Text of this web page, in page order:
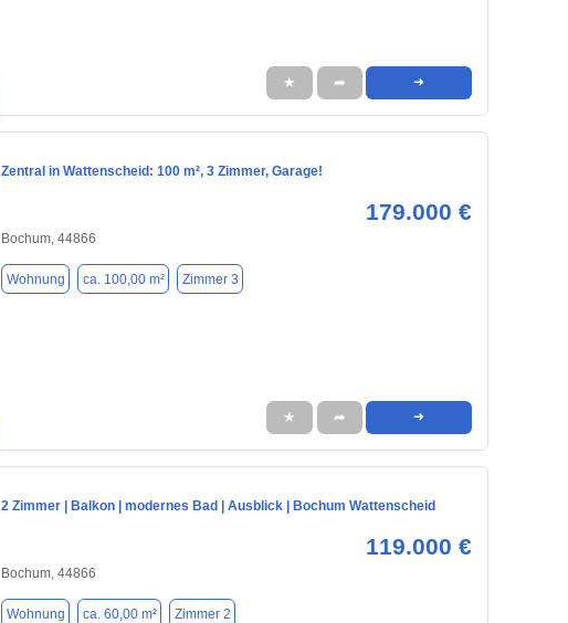
★ ➦ ➜
Zentral in Wattenscheid: 100 m², 3 Zimmer, Garage!
179.000 €
Bochum, 44866
Wohnung ca. 100,00 m² Zimmer 3
★ ➦ ➜
2 Zimmer | Balkon | modernes Bad | Ausblick | Bochum Wattenscheid
119.000 €
Bochum, 44866
Wohnung ca. 60,00 m² Zimmer 2